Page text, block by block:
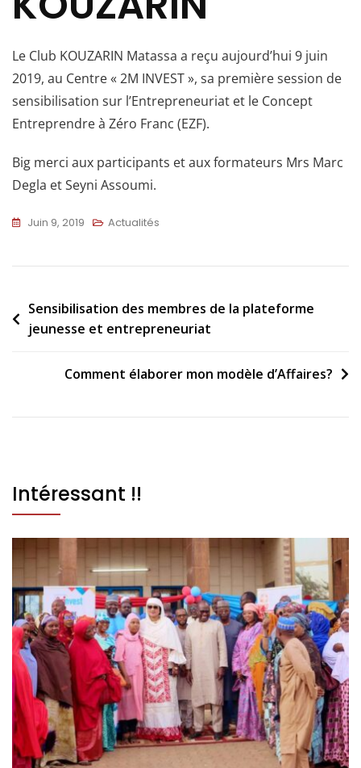
Le Club KOUZARIN Matassa a reçu aujourd’hui 9 juin
2019, au Centre « 2M INVEST », sa première session de
sensibilisation sur l’Entrepreneuriat et le Concept
Entreprendre à Zéro Franc (EZF).
Big merci aux participants et aux formateurs Mrs Marc
Degla et Seyni Assoumi.
Juin 9, 2019 Actualités
Sensibilisation des membres de la plateforme
jeunesse et entrepreneuriat
Comment élaborer mon modèle d’Affaires?
Intéressant !!